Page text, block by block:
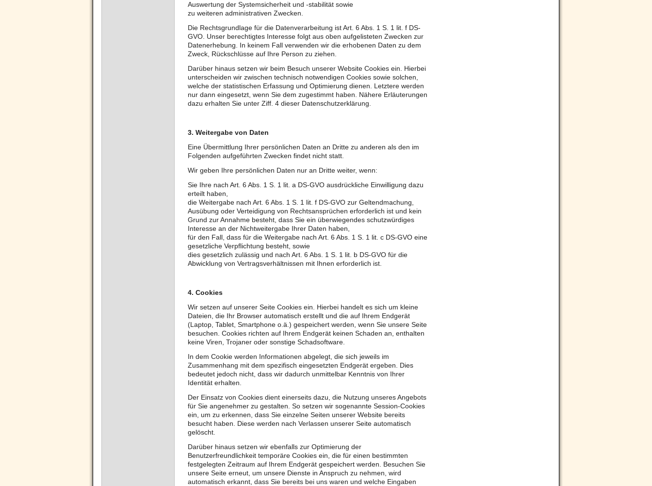
Auswertung der Systemsicherheit und -stabilität sowie
zu weiteren administrativen Zwecken.
Die Rechtsgrundlage für die Datenverarbeitung ist Art. 6 Abs. 1 S. 1 lit. f DS-
GVO. Unser berechtigtes Interesse folgt aus oben aufgelisteten Zwecken zur
Datenerhebung. In keinem Fall verwenden wir die erhobenen Daten zu dem
Zweck, Rückschlüsse auf Ihre Person zu ziehen.
Darüber hinaus setzen wir beim Besuch unserer Website Cookies ein. Hierbei
unterscheiden wir zwischen technisch notwendigen Cookies sowie solchen,
welche der statistischen Erfassung und Optimierung dienen. Letztere werden
nur dann eingesetzt, wenn Sie dem zugestimmt haben. Nähere Erläuterungen
dazu erhalten Sie unter Ziff. 4 dieser Datenschutzerklärung.
3. Weitergabe von Daten
Eine Übermittlung Ihrer persönlichen Daten an Dritte zu anderen als den im
Folgenden aufgeführten Zwecken findet nicht statt.
Wir geben Ihre persönlichen Daten nur an Dritte weiter, wenn:
Sie Ihre nach Art. 6 Abs. 1 S. 1 lit. a DS-GVO ausdrückliche Einwilligung dazu
erteilt haben,
die Weitergabe nach Art. 6 Abs. 1 S. 1 lit. f DS-GVO zur Geltendmachung,
Ausübung oder Verteidigung von Rechtsansprüchen erforderlich ist und kein
Grund zur Annahme besteht, dass Sie ein überwiegendes schutzwürdiges
Interesse an der Nichtweitergabe Ihrer Daten haben,
für den Fall, dass für die Weitergabe nach Art. 6 Abs. 1 S. 1 lit. c DS-GVO eine
gesetzliche Verpflichtung besteht, sowie
dies gesetzlich zulässig und nach Art. 6 Abs. 1 S. 1 lit. b DS-GVO für die
Abwicklung von Vertragsverhältnissen mit Ihnen erforderlich ist.
4. Cookies
Wir setzen auf unserer Seite Cookies ein. Hierbei handelt es sich um kleine
Dateien, die Ihr Browser automatisch erstellt und die auf Ihrem Endgerät
(Laptop, Tablet, Smartphone o.ä.) gespeichert werden, wenn Sie unsere Seite
besuchen. Cookies richten auf Ihrem Endgerät keinen Schaden an, enthalten
keine Viren, Trojaner oder sonstige Schadsoftware.
In dem Cookie werden Informationen abgelegt, die sich jeweils im
Zusammenhang mit dem spezifisch eingesetzten Endgerät ergeben. Dies
bedeutet jedoch nicht, dass wir dadurch unmittelbar Kenntnis von Ihrer
Identität erhalten.
Der Einsatz von Cookies dient einerseits dazu, die Nutzung unseres Angebots
für Sie angenehmer zu gestalten. So setzen wir sogenannte Session-Cookies
ein, um zu erkennen, dass Sie einzelne Seiten unserer Website bereits
besucht haben. Diese werden nach Verlassen unserer Seite automatisch
gelöscht.
Darüber hinaus setzen wir ebenfalls zur Optimierung der
Benutzerfreundlichkeit temporäre Cookies ein, die für einen bestimmten
festgelegten Zeitraum auf Ihrem Endgerät gespeichert werden. Besuchen Sie
unsere Seite erneut, um unsere Dienste in Anspruch zu nehmen, wird
automatisch erkannt, dass Sie bereits bei uns waren und welche Eingaben